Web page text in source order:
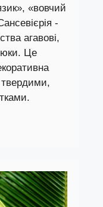
«вовчий
-
агавові,
юки. Це